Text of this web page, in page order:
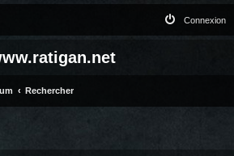
Connexion
Rechercher